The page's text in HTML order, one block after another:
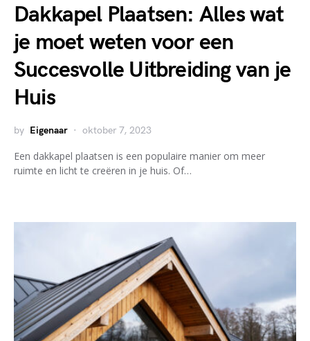
Dakkapel Plaatsen: Alles wat
je moet weten voor een
Succesvolle Uitbreiding van je
Huis
by Eigenaar oktober 7, 2023
Een dakkapel plaatsen is een populaire manier om meer
ruimte en licht te creëren in je huis. Of…